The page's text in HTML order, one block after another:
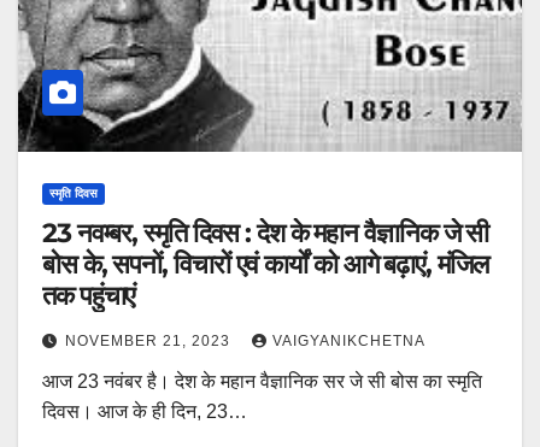
स्मृति दिवस
23 नवम्बर, स्मृति दिवस : देश के महान वैज्ञानिक जे सी
बोस के, सपनों, विचारों एवं कार्यों को आगे बढ़ाएं, मंजिल
तक पहुंचाएं
NOVEMBER 21, 2023 VAIGYANIKCHETNA
आज 23 नवंबर है। देश के महान वैज्ञानिक सर जे सी बोस का स्मृति
दिवस। आज के ही दिन, 23…